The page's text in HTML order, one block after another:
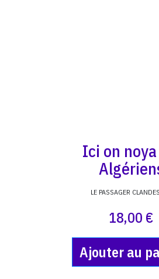
Ici on
LE PASSAGER
18,00 €
Ajouter au